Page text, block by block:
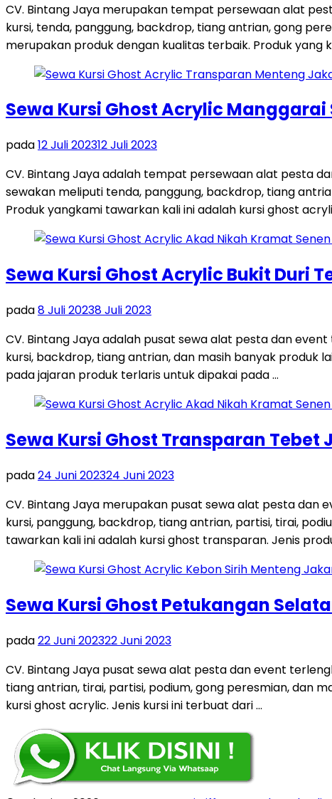
CV. Bintang Jaya merupakan tempat persewaan alat
kursi, tenda, panggung, backdrop, tiang antrian, gong
merupakan produk dengan kualitas terbaik. Produk yang
Sewa Kursi Ghost Acrylic
pada12 Juli 202312 Juli 2023
CV. Bintang Jaya adalah tempat persewaan alat pesta
sewakan meliputi tenda, panggung, backdrop, tiang
Produk yangkami tawarkan kali ini adalah kursi ghost
Sewa Kursi Ghost Acrylic Bukit Duri
pada8 Juli 20238 Juli 2023
CV. Bintang Jaya adalah pusat sewa alat pesta dan
kursi, backdrop, tiang antrian, dan masih banyak produk
pada jajaran produk terlaris untuk dipakai pada …
Sewa Kursi Ghost Transparan Tebet
pada24 Juni 202324 Juni 2023
CV. Bintang Jaya merupakan pusat sewa alat pesta dan
kursi, panggung, backdrop, tiang antrian, partisi, tirai,
tawarkan kali ini adalah kursi ghost transparan. Jenis
Sewa Kursi Ghost Petukangan
pada22 Juni 202322 Juni 2023
CV. Bintang Jaya pusat sewa alat pesta dan event
tiang antrian, tirai, partisi, podium, gong peresmian, dan
kursi ghost acrylic. Jenis kursi ini terbuat dari …